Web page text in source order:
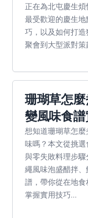
正在為北屯慶生
最受歡迎的慶生
巧，以及如何打
聚會到大型派對策
珊瑚草怎
變風味食
想知道珊瑚草怎
味嗎？本文從挑
與零失敗料理步
繩風味泡盛醋拌
譜，帶你從在地
掌握實用技巧...